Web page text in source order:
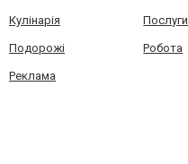
Кулінарія Послуги
Подорожі Робота
Реклама